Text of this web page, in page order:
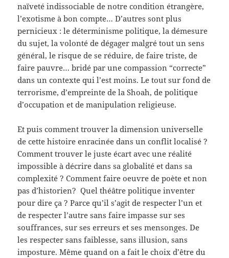
naïveté indissociable de notre condition étrangère,
l’exotisme à bon compte… D’autres sont plus
pernicieux : le déterminisme politique, la démesure
du sujet, la volonté de dégager malgré tout un sens
général, le risque de se réduire, de faire triste, de
faire pauvre… bridé par une compassion “correcte”
dans un contexte qui l’est moins. Le tout sur fond de
terrorisme, d’empreinte de la Shoah, de politique
d’occupation et de manipulation religieuse.
Et puis comment trouver la dimension universelle
de cette histoire enracinée dans un conflit localisé ?
Comment trouver le juste écart avec une réalité
impossible à décrire dans sa globalité et dans sa
complexité ? Comment faire oeuvre de poète et non
pas d’historien? Quel théâtre politique inventer
pour dire ça ? Parce qu’il s’agit de respecter l’un et
de respecter l’autre sans faire impasse sur ses
souffrances, sur ses erreurs et ses mensonges. De
les respecter sans faiblesse, sans illusion, sans
imposture. Même quand on a fait le choix d’être du